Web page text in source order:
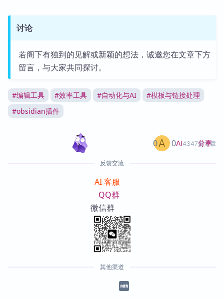
讨论
若阁下有独到的见解或新颖的想法，诚邀您在文章下方
留言，与大家共同探讨。
#编辑工具 #效率工具 #自动化与AI #模板与链接处理
#obsidian插件
AI4347篇文章
0 0 分享
反馈交流
AI 客服
QQ群
微信群
其他渠道